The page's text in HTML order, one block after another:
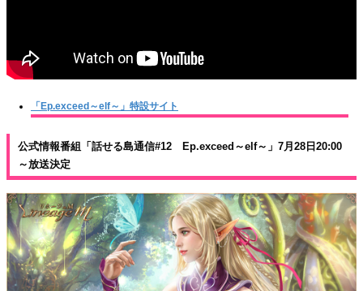
「Ep.exceed～elf～」特設サイト
公式情報番組「話せる島通信#12 Ep.exceed～elf～」7月28日20:00
～放送決定